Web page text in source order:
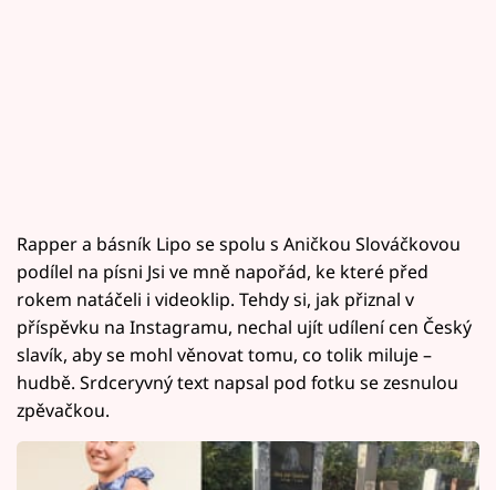
Rapper a básník Lipo se spolu s Aničkou Slováčkovou
podílel na písni Jsi ve mně napořád, ke které před
rokem natáčeli i videoklip. Tehdy si, jak přiznal v
příspěvku na Instagramu, nechal ujít udílení cen Český
slavík, aby se mohl věnovat tomu, co tolik miluje –
hudbě. Srdceryvný text napsal pod fotku se zesnulou
zpěvačkou.